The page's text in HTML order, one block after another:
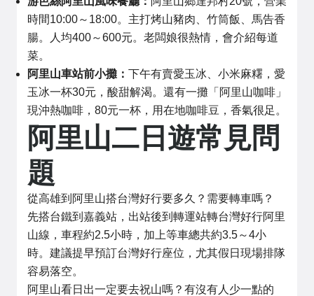
時間10:00～18:00。主打烤山豬肉、竹筒飯、馬告香
腸。人均400～600元。老闆娘很熱情，會介紹每道
菜。
阿里山車站前小攤： 下午有賣愛玉冰、小米麻糬，愛
玉冰一杯30元，酸甜解渴。還有一攤「阿里山咖啡」
現沖熱咖啡，80元一杯，用在地咖啡豆，香氣很足。
阿里山二日遊常見問
題
從高雄到阿里山搭台灣好行要多久？需要轉車嗎？
先搭台鐵到嘉義站，出站後到轉運站轉台灣好行阿里
山線，車程約2.5小時，加上等車總共約3.5～4小
時。建議提早預訂台灣好行座位，尤其假日現場排隊
容易落空。
阿里山看日出一定要去祝山嗎？有沒有人少一點的